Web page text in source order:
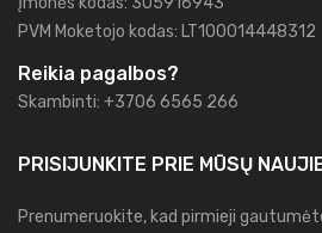
PVM Moketojo kodas: LT100014448312
Reikia pagalbos?
Skambinti: +3706 6565 266
PRISIJUNKITE PRIE MŪSŲ
Prenumeruokite, kad pirmieji